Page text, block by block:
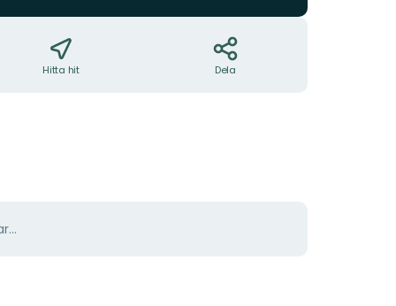
Hitta hit Dela